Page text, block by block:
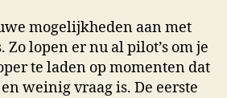
mogelijkheden aan met
Zo lopen er nu al pilot’s om je
te laden op momenten dat
weinig vraag is. De eerste